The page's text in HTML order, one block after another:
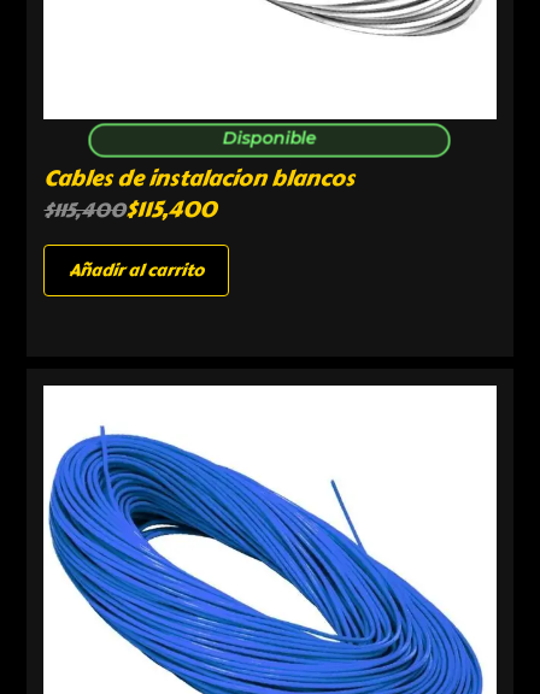
Disponible
Cables de instalacion blancos
$115,400$115,400
Añadir al carrito